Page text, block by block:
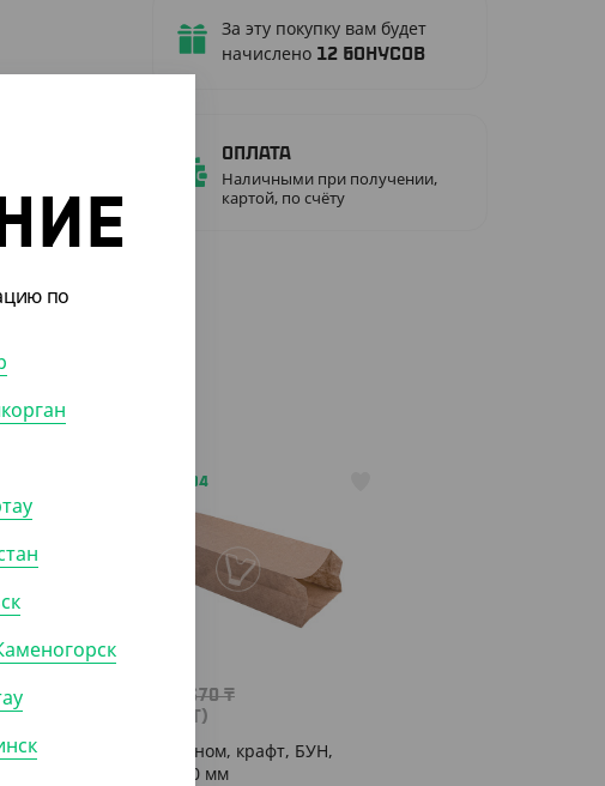
За эту покупку вам будет
начислено 12 бонусов
Оплата
Наличными при получении,
картой, по счёту
АРТ. 3701804
670₸
/ШТ)
Пакет с V дном, крафт, БУН,
100*60*300 мм
по